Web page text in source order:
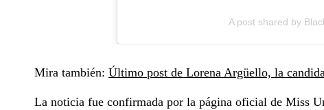
A post shared by
Mira también: Último post de Lorena Argüello, la
La noticia fue confirmada por la página oficial de Miss